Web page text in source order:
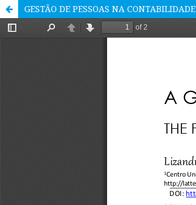
GESTÃO DE PESSOAS NA